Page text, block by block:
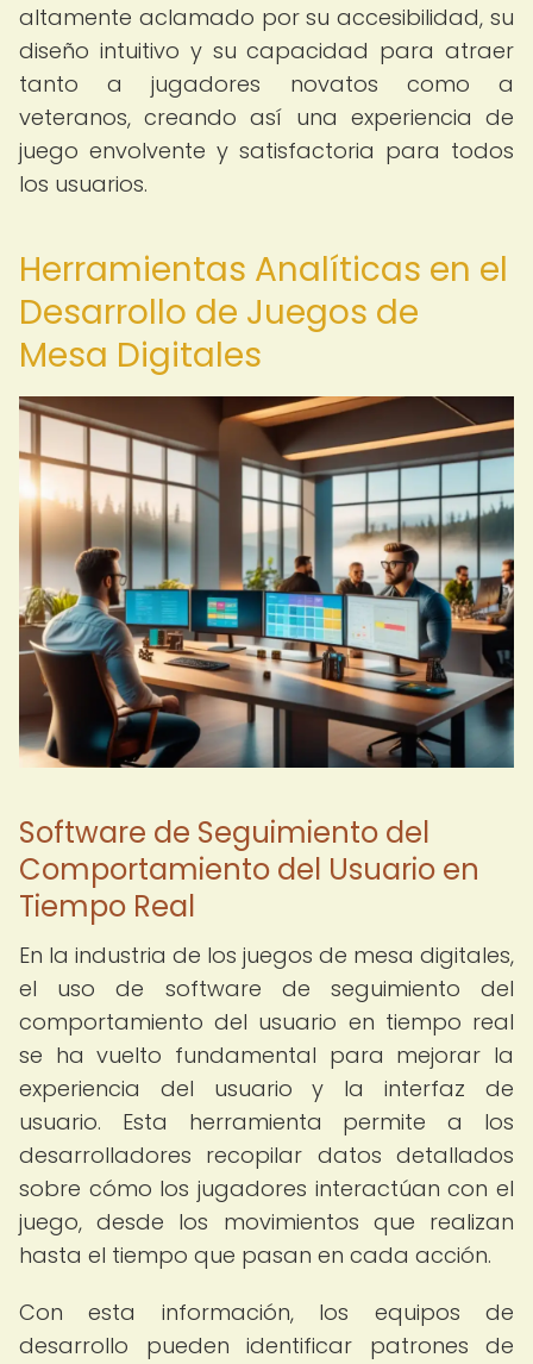
altamente aclamado por su accesibilidad, su
diseño intuitivo y su capacidad para atraer
tanto a jugadores novatos como a
veteranos, creando así una experiencia de
juego envolvente y satisfactoria para todos
los usuarios.
Herramientas Analíticas en el
Desarrollo de Juegos de
Mesa Digitales
Software de Seguimiento del
Comportamiento del Usuario en
Tiempo Real
En la industria de los juegos de mesa digitales,
el uso de software de seguimiento del
comportamiento del usuario en tiempo real
se ha vuelto fundamental para mejorar la
experiencia del usuario y la interfaz de
usuario. Esta herramienta permite a los
desarrolladores recopilar datos detallados
sobre cómo los jugadores interactúan con el
juego, desde los movimientos que realizan
hasta el tiempo que pasan en cada acción.
Con esta información, los equipos de
desarrollo pueden identificar patrones de